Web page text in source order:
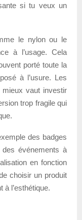
si tu veux un
le nylon ou le
à l’usage. Cela
porté toute la
à l’usure. Les
vaut investir
trop fragile qui
des badges
événements à
en fonction
choisir un produit
à l’esthétique.